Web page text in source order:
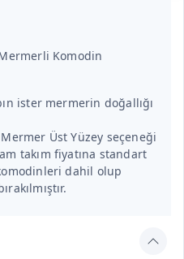
Komodin
ister mermerin doğallığı
Üst Yüzey seçeneği
takım fiyatına standart
dahil olup